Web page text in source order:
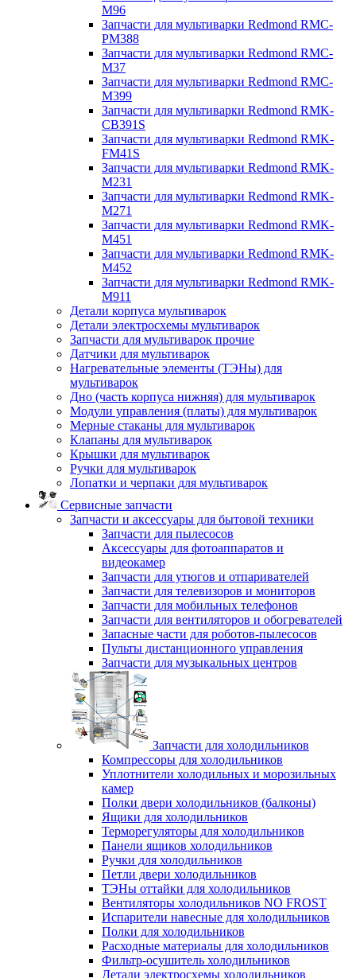
M96
Запчасти для мультиварки Redmond RMC-
PM388
Запчасти для мультиварки Redmond RMC-
M37
Запчасти для мультиварки Redmond RMC-
M399
Запчасти для мультиварки Redmond RMK-
CB391S
Запчасти для мультиварки Redmond RMK-
FM41S
Запчасти для мультиварки Redmond RMK-
M231
Запчасти для мультиварки Redmond RMK-
M271
Запчасти для мультиварки Redmond RMK-
M451
Запчасти для мультиварки Redmond RMK-
M452
Запчасти для мультиварки Redmond RMK-
M911
Детали корпуса мультиварок
Детали электросхемы мультиварок
Запчасти для мультиварок прочие
Датчики для мультиварок
Нагревательные элементы (ТЭНы) для
мультиварок
Дно (часть корпуса нижняя) для мультиварок
Модули управления (платы) для мультиварок
Мерные стаканы для мультиварок
Клапаны для мультиварок
Крышки для мультиварок
Ручки для мультиварок
Лопатки и черпаки для мультиварок
Сервисные запчасти
Запчасти и аксессуары для бытовой техники
Запчасти для пылесосов
Аксессуары для фотоаппаратов и
видеокамер
Запчасти для утюгов и отпаривателей
Запчасти для телевизоров и мониторов
Запчасти для мобильных телефонов
Запчасти для вентиляторов и обогревателей
Запасные части для роботов-пылесосов
Пульты дистанционного управления
Запчасти для музыкальных центров
Запчасти для холодильников
Компрессоры для холодильников
Уплотнители холодильных и морозильных
камер
Полки двери холодильников (балконы)
Ящики для холодильников
Терморегуляторы для холодильников
Панели ящиков холодильников
Ручки для холодильников
Петли двери холодильников
ТЭНы оттайки для холодильников
Вентиляторы холодильников NO FROST
Испарители навесные для холодильников
Полки для холодильников
Расходные материалы для холодильников
Фильтр-осушитель холодильников
Детали электросхемы холодильников